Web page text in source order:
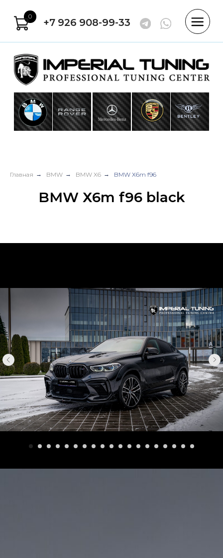
+7 926 908-99-33
Главная → BMW → BMW X6 → BMW Х6m f96
BMW Х6m f96 black